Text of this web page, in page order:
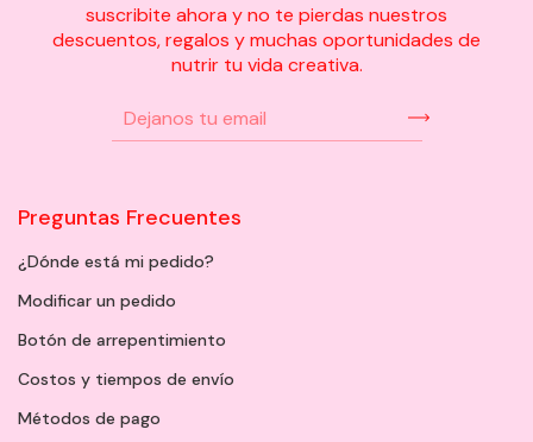
suscribite ahora y no te pierdas nuestros
descuentos, regalos y muchas oportunidades de
nutrir tu vida creativa.
Preguntas Frecuentes
¿Dónde está mi pedido?
Modificar un pedido
Botón de arrepentimiento
Costos y tiempos de envío
Métodos de pago